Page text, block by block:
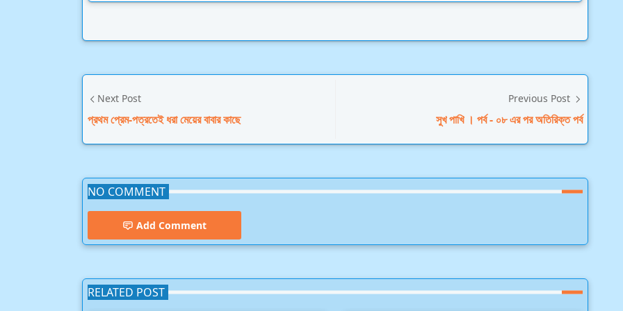
Next Post
প্রথম প্রেম-পত্রতেই ধরা মেয়ের বাবার কাছে
Previous Post
সুখ পাখি । পর্ব - ০৮ এর পর অতিরিক্ত পর্ব
NO COMMENT
Add Comment
RELATED POST